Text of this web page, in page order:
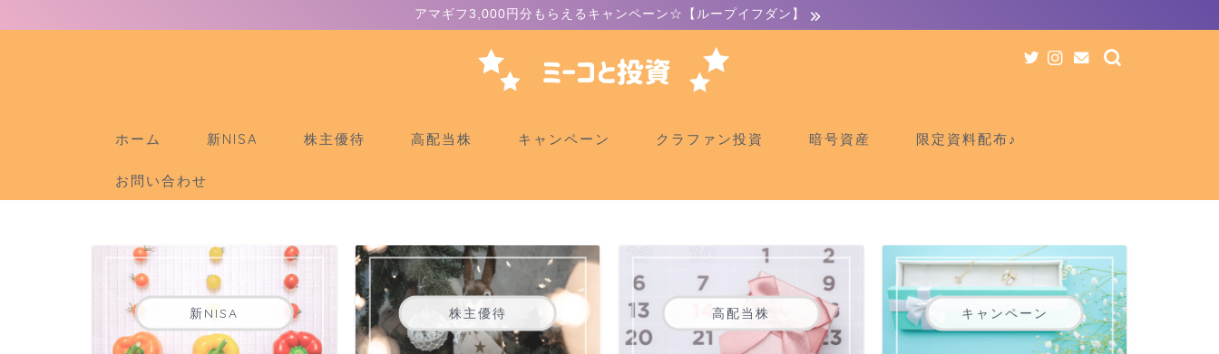
アマギフ3,000円分もらえるキャンペーン☆【ループイフダン】
ホーム 新NISA 株主優待 高配当株 キャンペーン クラファン投資 暗号資産 限定資料配布♪
お問い合わせ
新NISA 株主優待 高配当株 キャンペーン